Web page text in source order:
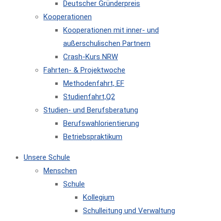
Deutscher Gründerpreis
Kooperationen
Kooperationen mit inner- und
außerschulischen Partnern
Crash-Kurs NRW
Fahrten- & Projektwoche
Methodenfahrt, EF
Studienfahrt,Q2
Studien- und Berufsberatung
Berufswahlorientierung
Betriebspraktikum
Unsere Schule
Menschen
Schule
Kollegium
Schulleitung und Verwaltung